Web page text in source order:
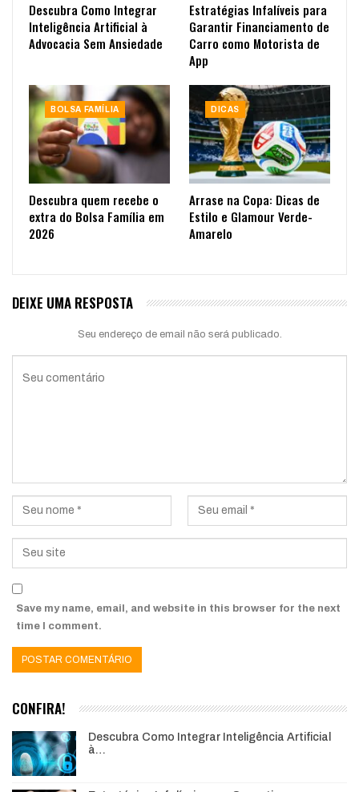
Descubra Como Integrar
Inteligência Artificial à
Advocacia Sem Ansiedade
Estratégias Infalíveis para
Garantir Financiamento de
Carro como Motorista de
App
BOLSA FAMÍLIA
Descubra quem recebe o
extra do Bolsa Família em
2026
DICAS
Arrase na Copa: Dicas de
Estilo e Glamour Verde-
Amarelo
DEIXE UMA RESPOSTA
Seu endereço de email não será publicado.
Save my name, email, and website in this browser for the next
time I comment.
CONFIRA!
Descubra Como Integrar Inteligência Artificial
à…